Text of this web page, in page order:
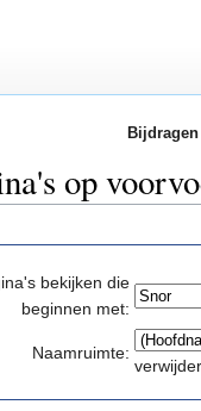
op
bekijken die
beginnen met:
Naamruimte: